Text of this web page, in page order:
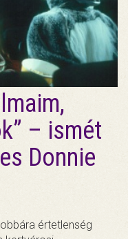
– ismét
Donnie
értetlenség